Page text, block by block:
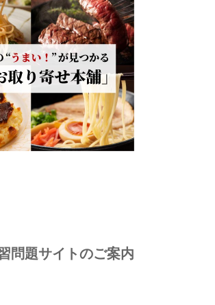
問題サイトのご案内